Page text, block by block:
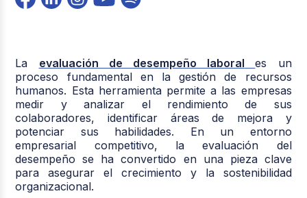
La evaluación de desempeño laboral
es un
proceso fundamental en la gestión de recursos
humanos. Esta herramienta permite a las empresas
medir y analizar el rendimiento de sus
colaboradores, identificar áreas de mejora y
potenciar sus habilidades. En un entorno
empresarial competitivo, la evaluación del
desempeño se ha convertido en una pieza clave
para asegurar el crecimiento y la sostenibilidad
organizacional.